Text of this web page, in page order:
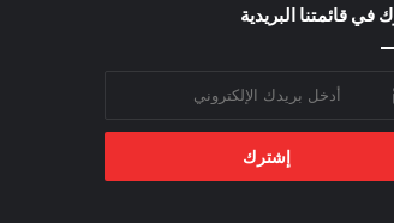
في قائمتنا البريدية